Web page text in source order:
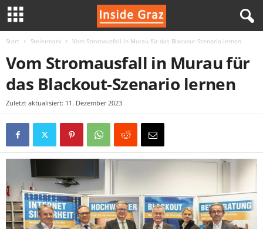
Start Steiermark Vom Stromausfall in Murau für das Blackout-Szenario lernen
Vom Stromausfall in Murau für
das Blackout-Szenario lernen
Zuletzt aktualisiert: 11. Dezember 2023